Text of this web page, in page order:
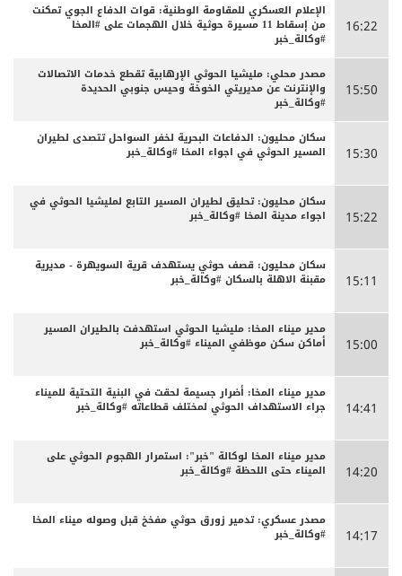
16:22
الإعلام العسكري للمقاومة الوطنية: قوات الدفاع الجوي تمكنت
من إسقاط 11 مسيرة حوثية خلال الهجمات على #المخا
#وكالة_خبر
15:50
مصدر محلي: مليشيا الحوثي الإرهابية تقطع خدمات الاتصالات
والإنترنت عن مديريتي الخوخة وحيس جنوبي الحديدة
#وكالة_خبر
15:30
سكان محليون: الدفاعات البحرية لخفر السواحل تتصدى لطيران
المسير الحوثي في اجواء المخا #وكالة_خبر
15:22
سكان محليون: تحليق لطيران المسير التابع لمليشيا الحوثي في
اجواء مدينة المخا #وكالة_خبر
15:11
سكان محليون: قصف حوثي يستهدف قرية السويهرة - مديرية
مقبنة الاهلة بالسكان #وكالة_خبر
15:00
مدير ميناء المخا: مليشيا الحوثي استهدفت بالطيران المسير
أماكن سكن موظفي الميناء #وكالة_خبر
14:41
مدير ميناء المخا: أضرار جسيمة لحقت في البنية التحتية للميناء
جراء الاستهداف الحوثي لمختلف قطاعاته #وكالة_خبر
14:20
مدير ميناء المخا لوكالة "خبر": استمرار الهجوم الحوثي على
الميناء حتى اللحظة #وكالة_خبر
14:17
مصدر عسكري: تدمير زورق حوثي مفخخ قبل وصوله ميناء المخا
#وكالة_خبر